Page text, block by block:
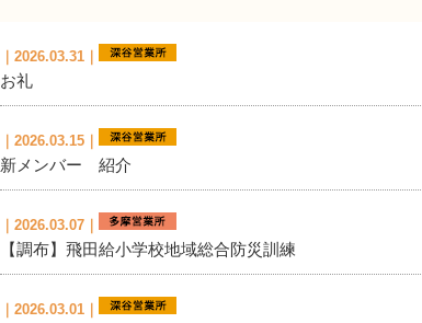
｜2026.03.31｜
お礼
｜2026.03.15｜
新メンバー 紹介
｜2026.03.07｜
【調布】飛田給小学校地域総合防災訓練
｜2026.03.01｜